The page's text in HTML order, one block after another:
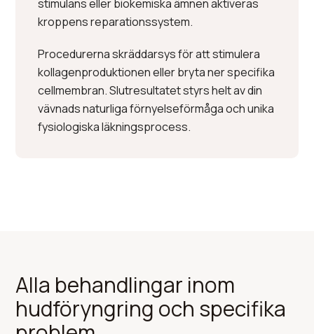
stimulans eller biokemiska ämnen aktiveras
kroppens reparationssystem.
Procedurerna skräddarsys för att stimulera
kollagenproduktionen eller bryta ner specifika
cellmembran. Slutresultatet styrs helt av din
vävnads naturliga förnyelseförmåga och unika
fysiologiska läkningsprocess.
Alla behandlingar inom
hudföryngring och specifika